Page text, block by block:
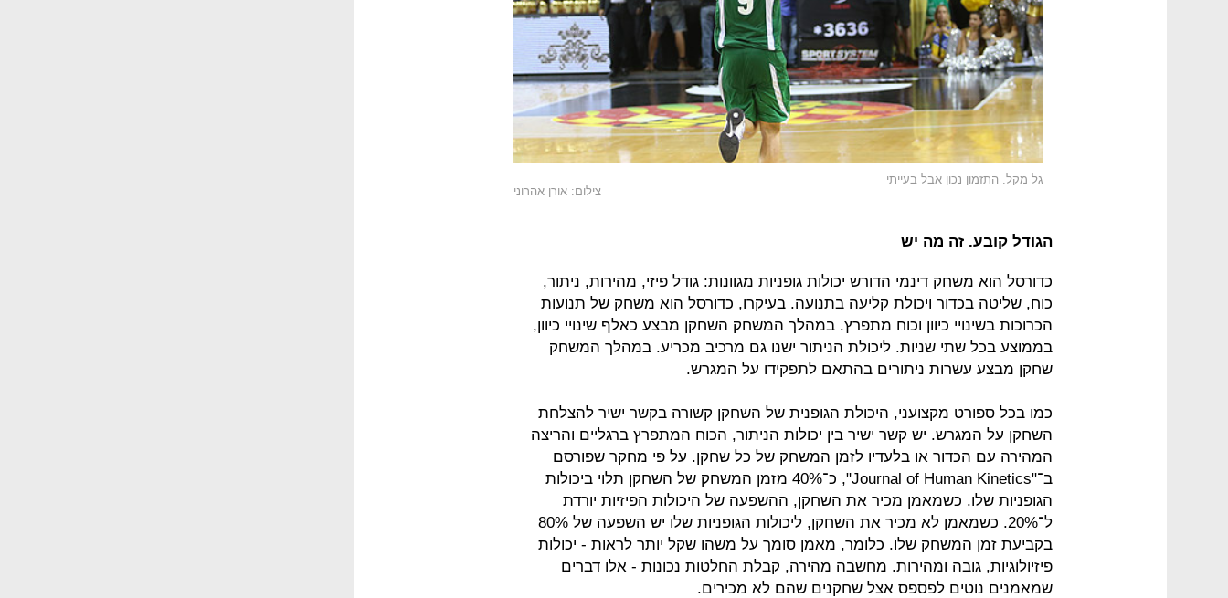
גל מקל. התזמון נכון אבל בעייתי
צילום: אורן אהרוני
הגודל קובע. זה מה יש
כדורסל הוא משחק דינמי הדורש יכולות גופניות מגוונות: גודל פיזי, מהירות, ניתור,
כוח, שליטה בכדור ויכולת קליעה בתנועה. בעיקרו, כדורסל הוא משחק של תנועות
הכרוכות בשינויי כיוון וכוח מתפרץ. במהלך המשחק השחקן מבצע כאלף שינויי כיוון,
בממוצע בכל שתי שניות. ליכולת הניתור ישנו גם מרכיב מכריע. במהלך המשחק
שחקן מבצע עשרות ניתורים בהתאם לתפקידו על המגרש.
כמו בכל ספורט מקצועני, היכולת הגופנית של השחקן קשורה בקשר ישיר להצלחת
השחקן על המגרש. יש קשר ישיר בין יכולות הניתור, הכוח המתפרץ ברגליים והריצה
המהירה עם הכדור או בלעדיו לזמן המשחק של כל שחקן. על פי מחקר שפורסם
ב־"Journal of Human Kinetics", כ־40% מזמן המשחק של השחקן תלוי ביכולות
הגופניות שלו. כשמאמן מכיר את השחקן, ההשפעה של היכולות הפיזיות יורדת
ל־20%. כשמאמן לא מכיר את השחקן, ליכולות הגופניות שלו יש השפעה של 80%
בקביעת זמן המשחק שלו. כלומר, מאמן סומך על משהו שקל יותר לראות - יכולות
פיזיולוגיות, גובה ומהירות. מחשבה מהירה, קבלת החלטות נכונות - אלו דברים
שמאמנים נוטים לפספס אצל שחקנים שהם לא מכירים.